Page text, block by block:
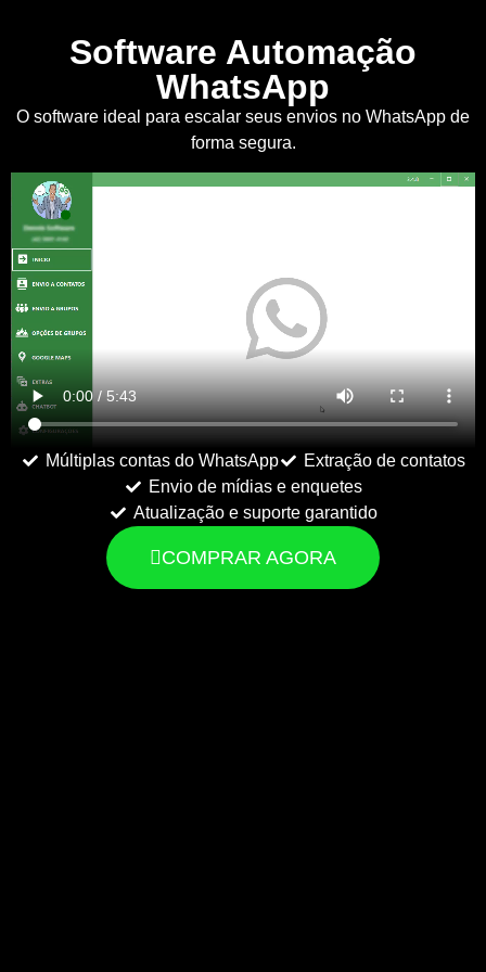
Software Automação
WhatsApp
O software ideal para escalar seus envios no WhatsApp de
forma segura.
Múltiplas contas do WhatsApp
Extração de contatos
Envio de mídias e enquetes
Atualização e suporte garantido
COMPRAR AGORA